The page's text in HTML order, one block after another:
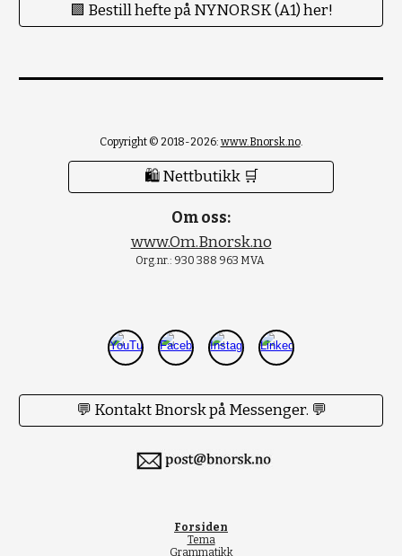
🟪 Bestill hefte på NYNORSK (A1) her!
Copyright © 2018-2026: www.Bnorsk.no.
🛍 Nettbutikk 🛒
Om oss:
www.Om.Bnorsk.no
Org.nr.: 930 388 963 MVA
💬 Kontakt Bnorsk på Messenger. 💬
Forsiden
Tema
Grammatikk